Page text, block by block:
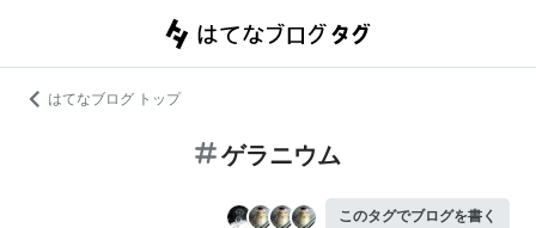
はてなブログ トップ
ゲラニウム
このタグでブログを書く